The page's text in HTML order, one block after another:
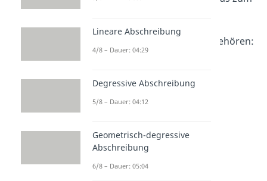
gehören:
Monatsbilanzen
Quartalsbilanzen
Lineare Abschreibung
4/8 – Dauer: 04:29
Degressive Abschreibung
5/8 – Dauer: 04:12
Geometrisch-degressive
Abschreibung
6/8 – Dauer: 05:04